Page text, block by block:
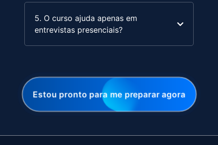
5. O curso ajuda apenas em
entrevistas presenciais?
Estou pronto para me preparar agora